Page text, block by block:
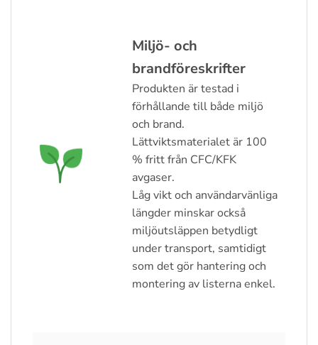
Miljö- och
brandföreskrifter
Produkten är testad i
förhållande till både miljö
och brand.
Lättviktsmaterialet är 100
% fritt från CFC/KFK
avgaser.
Låg vikt och användarvänliga
längder minskar också
miljöutsläppen betydligt
under transport, samtidigt
som det gör hantering och
montering av listerna enkel.